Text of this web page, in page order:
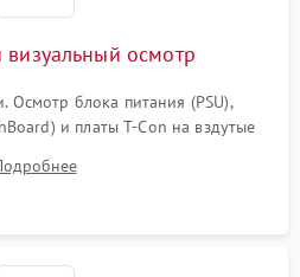
визуальный осмотр
Осмотр блока питания (PSU),
и платы T-Con на вздутые
и целостности шлейфов.